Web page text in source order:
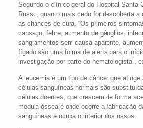
Segundo o clínico geral do Hospital Santa
Russo, quanto mais cedo for descoberta a
as chances de cura. “Os primeiros
cansaço, febre, aumento de gânglios,
sangramentos sem causa aparente,
fígado são uma forma de alerta para o
investigação por parte do hematologista”,
A leucemia é um tipo de câncer que atinge
células sanguíneas normais são
células doentes, que crescem de forma
medula óssea é onde ocorre a fabricação
sanguíneas e ocupa o interior dos ossos.